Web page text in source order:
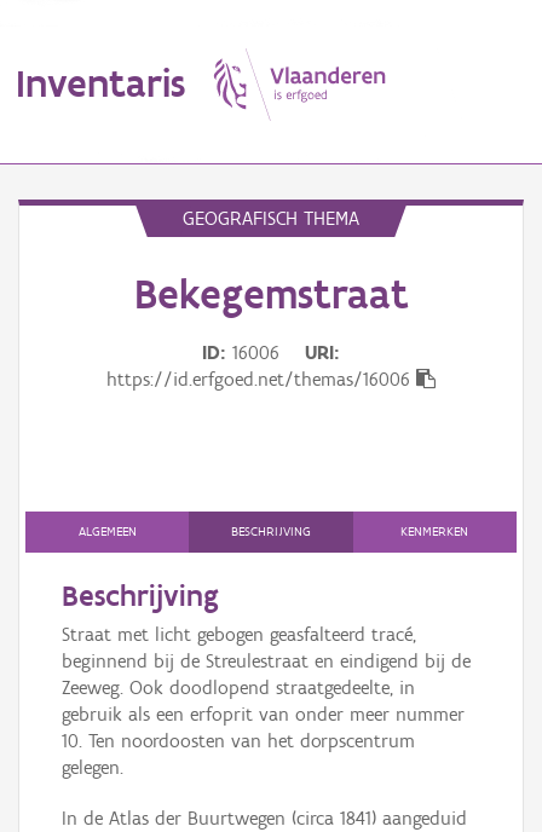
Inventaris
Persoon of collectief
Downloads
Hergebruik
Aanmelden
GEOGRAFISCH THEMA
Bekegemstraat
ID 16006
URI
https://id.erfgoed.net/themas/16006
ALGEMEEN BESCHRIJVING KENMERKEN
Beschrijving
Straat met licht gebogen geasfalteerd tracé,
beginnend bij de Streulestraat en eindigend bij de
Zeeweg. Ook doodlopend straatgedeelte, in
gebruik als een erfoprit van onder meer nummer
10. Ten noordoosten van het dorpscentrum
gelegen.
In de Atlas der Buurtwegen (circa 1841) aangeduid